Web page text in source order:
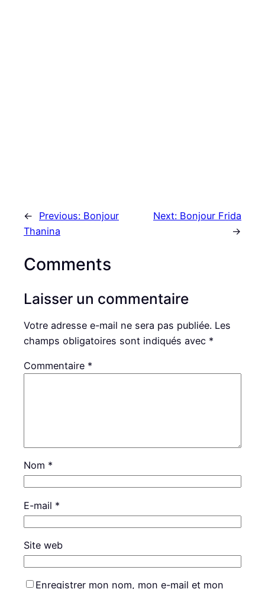
← Previous: Bonjour
Thanina
Next: Bonjour Frida
→
Comments
Laisser un commentaire
Votre adresse e-mail ne sera pas publiée. Les
champs obligatoires sont indiqués avec *
Commentaire *
Nom *
E-mail *
Site web
Enregistrer mon nom, mon e-mail et mon